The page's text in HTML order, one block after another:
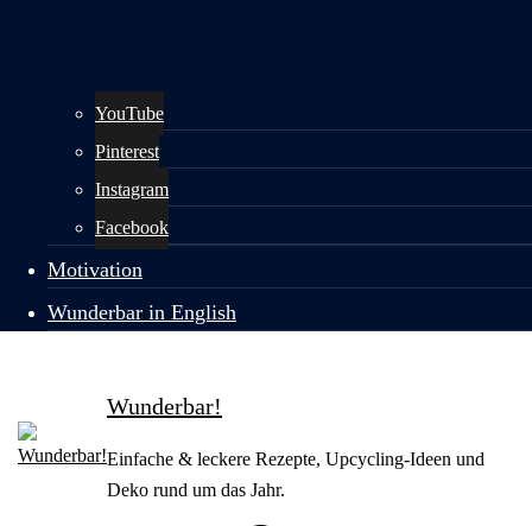
YouTube
Pinterest
Instagram
Facebook
Motivation
Wunderbar in English
Wunderbar!
Einfache & leckere Rezepte, Upcycling-Ideen und
Deko rund um das Jahr.